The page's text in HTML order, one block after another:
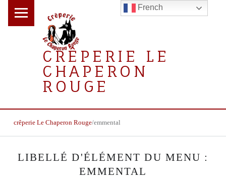
CRÊPERIE LE
CHAPERON
ROUGE
crêperie Le Chaperon Rouge/emmental
LIBELLÉ D'ÉLÉMENT DU MENU :
EMMENTAL
French